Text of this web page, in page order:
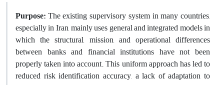
Purpose:The existing supervisory system in many countries,
especially in Iran, mainly uses general and integrated models in
which the structural, mission, and operational differences
between banks and financial institutions have not been
properly taken into account. This uniform approach has led to
reduced risk identification accuracy, a lack of adaptation to